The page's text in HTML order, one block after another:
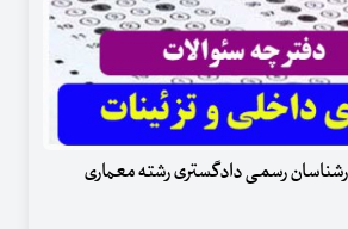
رسمی دادگستری رشته معماری